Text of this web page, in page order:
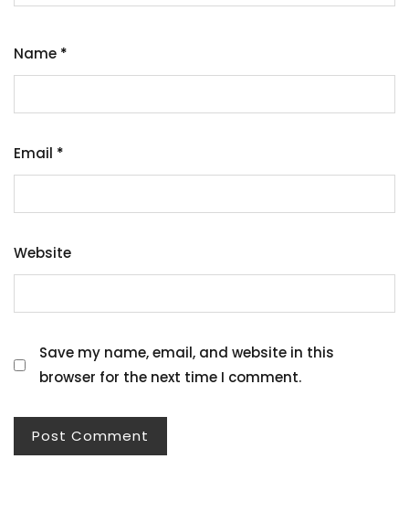
Name *
Email *
Website
Save my name, email, and website in this
browser for the next time I comment.